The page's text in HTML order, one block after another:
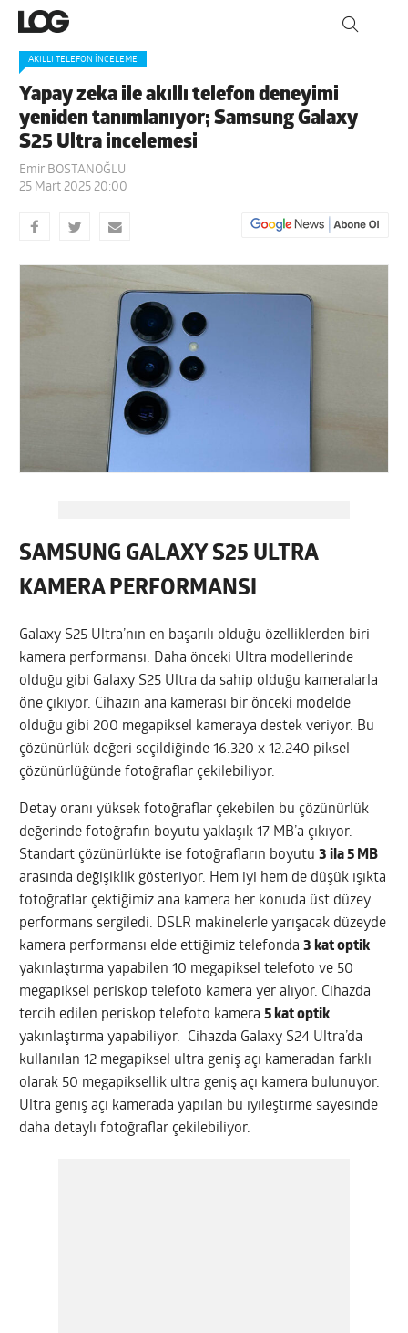
AKILLI TELEFON İNCELEME
Yapay zeka ile akıllı telefon deneyimi
yeniden tanımlanıyor; Samsung Galaxy
S25 Ultra incelemesi
Emir BOSTANOĞLU
25 Mart 2025 20:00
SAMSUNG GALAXY S25 ULTRA
KAMERA PERFORMANSI
Galaxy S25 Ultra’nın en başarılı olduğu özelliklerden biri
kamera performansı. Daha önceki Ultra modellerinde
olduğu gibi Galaxy S25 Ultra da sahip olduğu kameralarla
öne çıkıyor. Cihazın ana kamerası bir önceki modelde
olduğu gibi 200 megapiksel kameraya destek veriyor. Bu
çözünürlük değeri seçildiğinde 16.320 x 12.240 piksel
çözünürlüğünde fotoğraflar çekilebiliyor.
Detay oranı yüksek fotoğraflar çekebilen bu çözünürlük
değerinde fotoğrafın boyutu yaklaşık 17 MB’a çıkıyor.
Standart çözünürlükte ise fotoğrafların boyutu3 ila 5 MB
arasında değişiklik gösteriyor. Hem iyi hem de düşük ışıkta
fotoğraflar çektiğimiz ana kamera her konuda üst düzey
performans sergiledi. DSLR makinelerle yarışacak düzeyde
kamera performansı elde ettiğimiz telefonda3 kat optik
yakınlaştırma yapabilen 10 megapiksel telefoto ve 50
megapiksel periskop telefoto kamera yer alıyor. Cihazda
tercih edilen periskop telefoto kamera5 kat optik
yakınlaştırma yapabiliyor. Cihazda Galaxy S24 Ultra’da
kullanılan 12 megapiksel ultra geniş açı kameradan farklı
olarak 50 megapiksellik ultra geniş açı kamera bulunuyor.
Ultra geniş açı kamerada yapılan bu iyileştirme sayesinde
daha detaylı fotoğraflar çekilebiliyor.